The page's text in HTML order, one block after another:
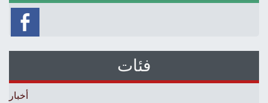
فئات
أخبار